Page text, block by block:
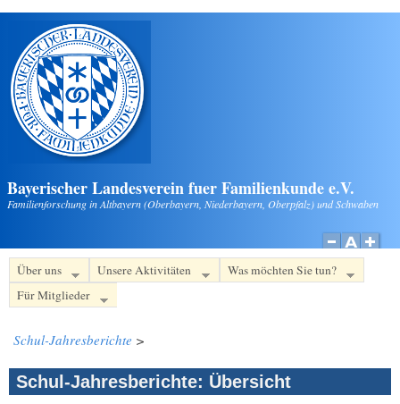
Direkt zum Inhalt
Bayerischer Landesverein fuer Familienkunde e.V.
Familienforschung in Altbayern (Oberbayern, Niederbayern, Oberpfalz) und Schwaben
Über uns Unsere Aktivitäten
Was möchten Sie tun?
Für Mitglieder
Schul-Jahresberichte >
Schul-Jahresberichte: Übersicht